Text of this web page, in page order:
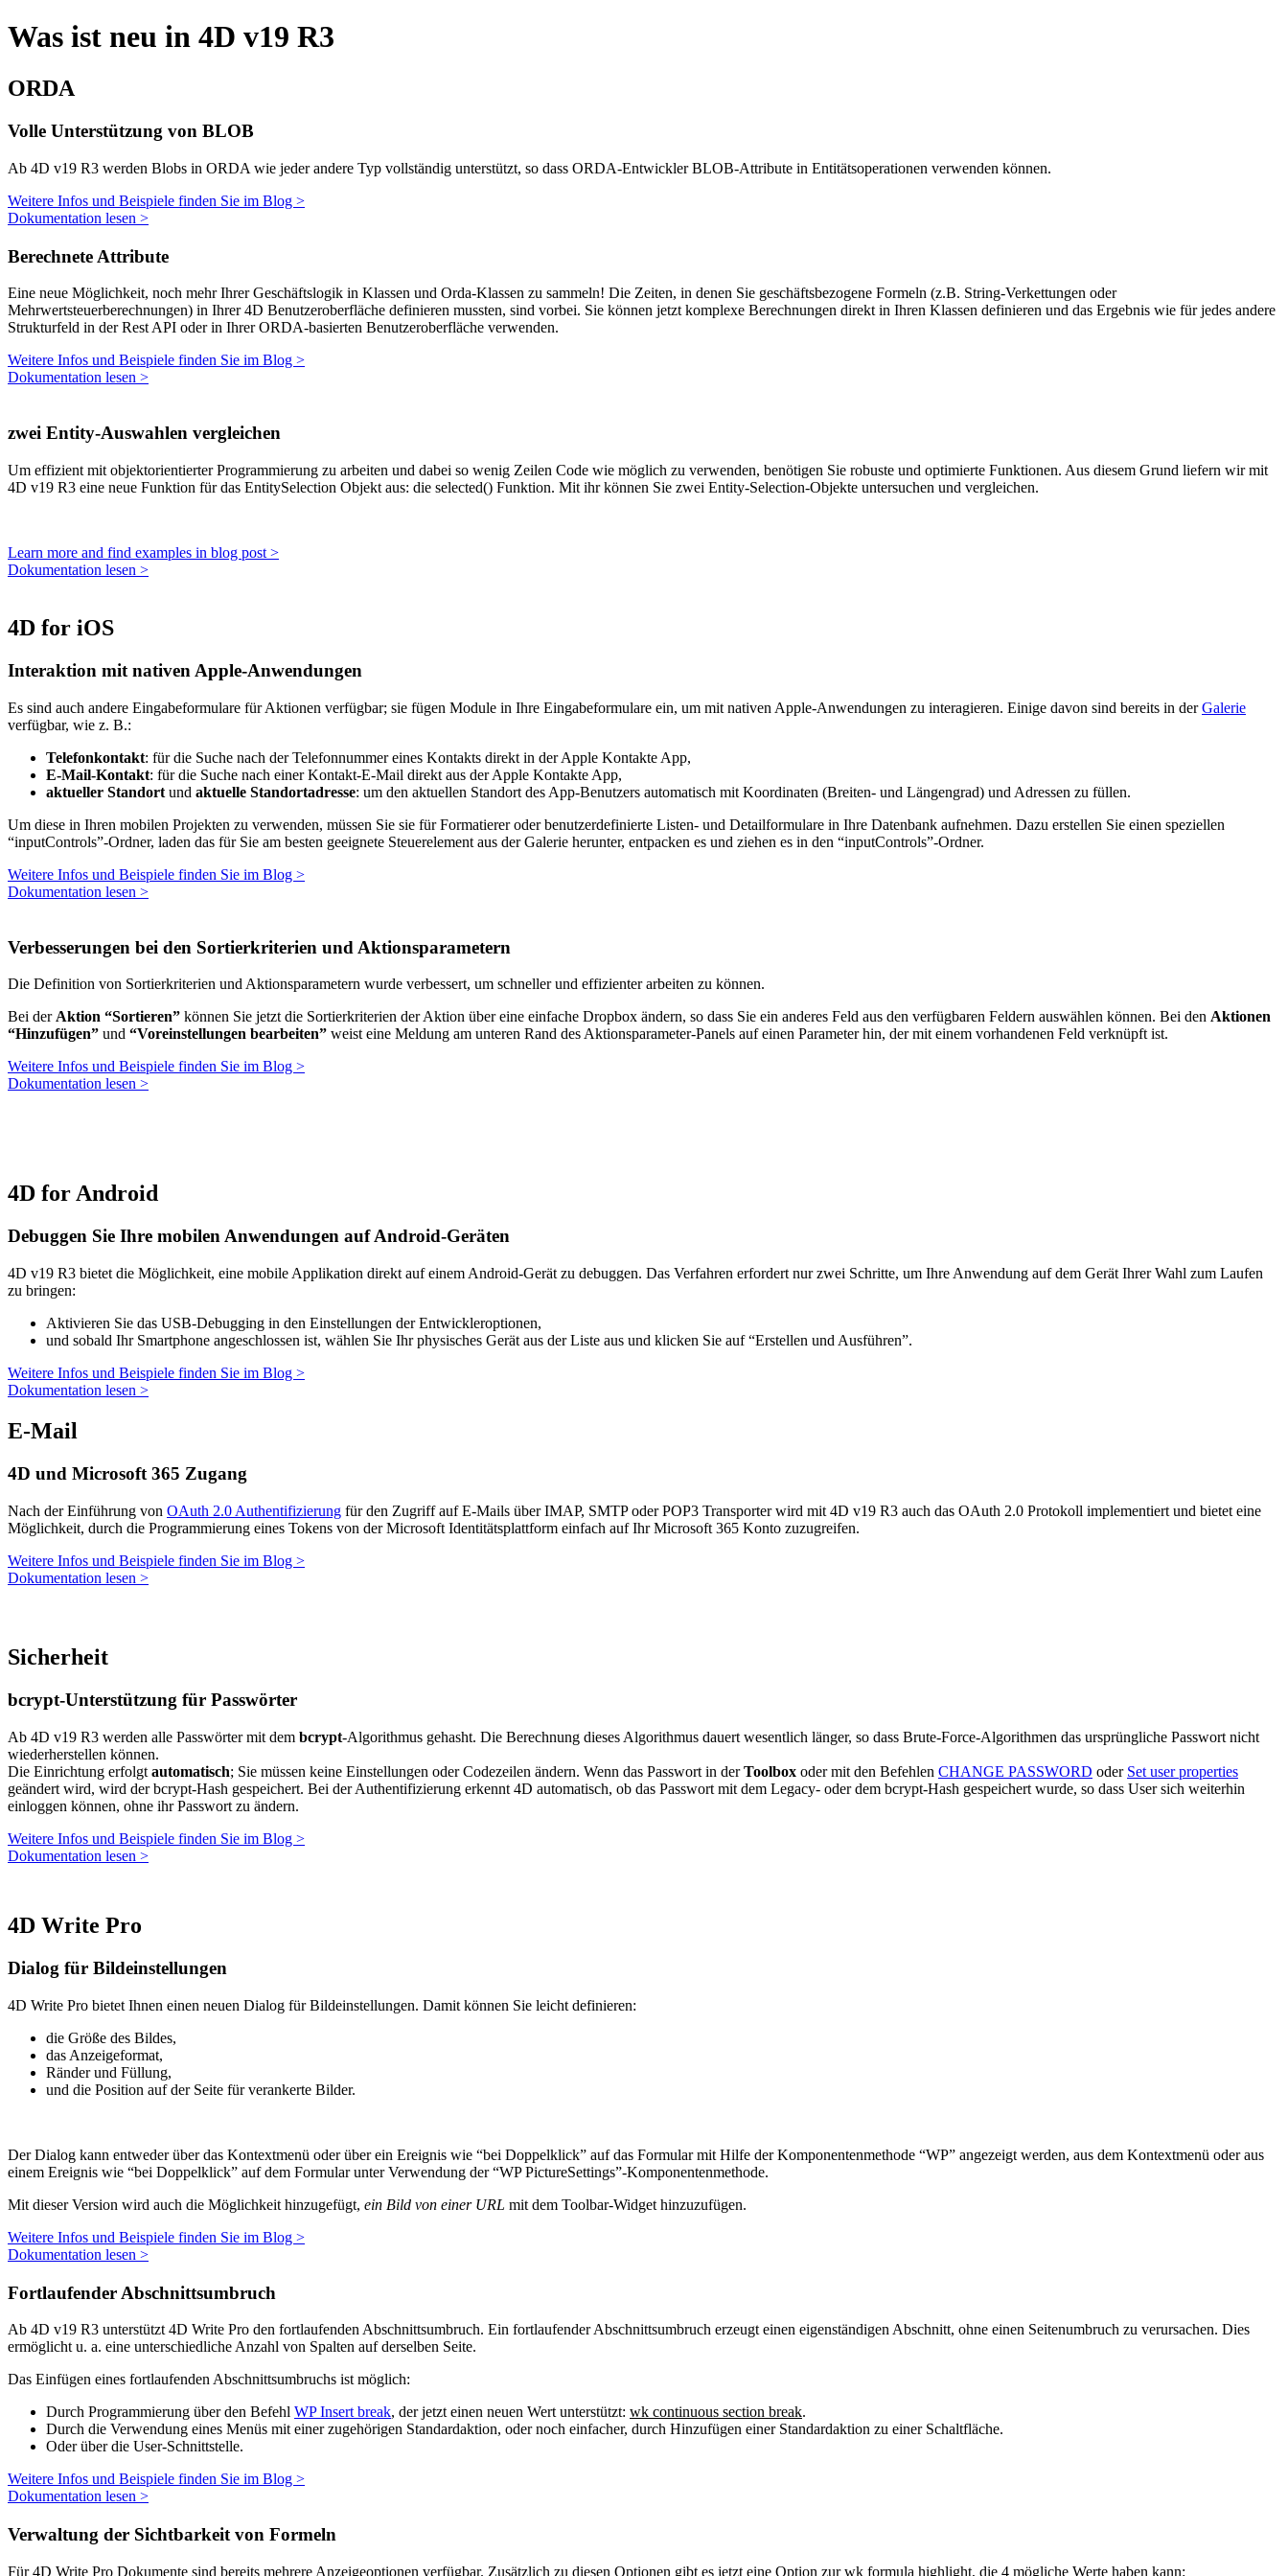
Was ist neu in 4D v19 R3
ORDA
Volle Unterstützung von BLOB
Ab 4D v19 R3 werden Blobs in ORDA wie jeder andere Typ vollständig unterstützt, so dass ORDA-Entwickler BLOB-Attribute in Entitätsoperationen verwenden können.
Weitere Infos und Beispiele finden Sie im Blog >
Dokumentation lesen >
Berechnete Attribute
Eine neue Möglichkeit, noch mehr Ihrer Geschäftslogik in Klassen und Orda-Klassen zu sammeln! Die Zeiten, in denen Sie geschäftsbezogene Formeln (z.B. String-Verkettungen oder
Mehrwertsteuerberechnungen) in Ihrer 4D Benutzeroberfläche definieren mussten, sind vorbei. Sie können jetzt komplexe Berechnungen direkt in Ihren Klassen definieren und das Ergebnis wie für jedes andere
Strukturfeld in der Rest API oder in Ihrer ORDA-basierten Benutzeroberfläche verwenden.
Weitere Infos und Beispiele finden Sie im Blog >
Dokumentation lesen >
zwei Entity-Auswahlen vergleichen
Um effizient mit objektorientierter Programmierung zu arbeiten und dabei so wenig Zeilen Code wie möglich zu verwenden, benötigen Sie robuste und optimierte Funktionen. Aus diesem Grund liefern wir mit
4D v19 R3 eine neue Funktion für das EntitySelection Objekt aus: die selected() Funktion. Mit ihr können Sie zwei Entity-Selection-Objekte untersuchen und vergleichen.
Learn more and find examples in blog post >
Dokumentation lesen >
4D for iOS
Interaktion mit nativen Apple-Anwendungen
Es sind auch andere Eingabeformulare für Aktionen verfügbar; sie fügen Module in Ihre Eingabeformulare ein, um mit nativen Apple-Anwendungen zu interagieren. Einige davon sind bereits in derGalerie
verfügbar, wie z. B.:
Telefonkontakt: für die Suche nach der Telefonnummer eines Kontakts direkt in der Apple Kontakte App,
E-Mail-Kontakt: für die Suche nach einer Kontakt-E-Mail direkt aus der Apple Kontakte App,
aktueller Standort und aktuelle Standortadresse: um den aktuellen Standort des App-Benutzers automatisch mit Koordinaten (Breiten- und Längengrad) und Adressen zu füllen.
Um diese in Ihren mobilen Projekten zu verwenden, müssen Sie sie für Formatierer oder benutzerdefinierte Listen- und Detailformulare in Ihre Datenbank aufnehmen. Dazu erstellen Sie einen speziellen
“inputControls”-Ordner, laden das für Sie am besten geeignete Steuerelement aus der Galerie herunter, entpacken es und ziehen es in den “inputControls”-Ordner.
Weitere Infos und Beispiele finden Sie im Blog >
Dokumentation lesen >
Verbesserungen bei den Sortierkriterien und Aktionsparametern
Die Definition von Sortierkriterien und Aktionsparametern wurde verbessert, um schneller und effizienter arbeiten zu können.
Bei der Aktion “Sortieren” können Sie jetzt die Sortierkriterien der Aktion über eine einfache Dropbox ändern, so dass Sie ein anderes Feld aus den verfügbaren Feldern auswählen können. Bei den Aktionen
“Hinzufügen” und “Voreinstellungen bearbeiten” weist eine Meldung am unteren Rand des Aktionsparameter-Panels auf einen Parameter hin, der mit einem vorhandenen Feld verknüpft ist.
Weitere Infos und Beispiele finden Sie im Blog >
Dokumentation lesen >
4D for Android
Debuggen Sie Ihre mobilen Anwendungen auf Android-Geräten
4D v19 R3 bietet die Möglichkeit, eine mobile Applikation direkt auf einem Android-Gerät zu debuggen. Das Verfahren erfordert nur zwei Schritte, um Ihre Anwendung auf dem Gerät Ihrer Wahl zum Laufen
zu bringen:
Aktivieren Sie das USB-Debugging in den Einstellungen der Entwickleroptionen,
und sobald Ihr Smartphone angeschlossen ist, wählen Sie Ihr physisches Gerät aus der Liste aus und klicken Sie auf “Erstellen und Ausführen”.
Weitere Infos und Beispiele finden Sie im Blog >
Dokumentation lesen >
E-Mail
4D und Microsoft 365 Zugang
Nach der Einführung von OAuth 2.0 Authentifizierung für den Zugriff auf E-Mails über IMAP, SMTP oder POP3 Transporter wird mit 4D v19 R3 auch das OAuth 2.0 Protokoll implementiert und bietet eine
Möglichkeit, durch die Programmierung eines Tokens von der Microsoft Identitätsplattform einfach auf Ihr Microsoft 365 Konto zuzugreifen.
Weitere Infos und Beispiele finden Sie im Blog >
Dokumentation lesen >
Sicherheit
bcrypt-Unterstützung für Passwörter
Ab 4D v19 R3 werden alle Passwörter mit dem bcrypt-Algorithmus gehasht. Die Berechnung dieses Algorithmus dauert wesentlich länger, so dass Brute-Force-Algorithmen das ursprüngliche Passwort nicht
wiederherstellen können.
Die Einrichtung erfolgt automatisch; Sie müssen keine Einstellungen oder Codezeilen ändern. Wenn das Passwort in derToolbox oder mit den Befehlen CHANGE PASSWORD oder Set user properties
geändert wird, wird der bcrypt-Hash gespeichert. Bei der Authentifizierung erkennt 4D automatisch, ob das Passwort mit dem Legacy- oder dem bcrypt-Hash gespeichert wurde, so dass User sich weiterhin
einloggen können, ohne ihr Passwort zu ändern.
Weitere Infos und Beispiele finden Sie im Blog >
Dokumentation lesen >
4D Write Pro
Dialog für Bildeinstellungen
4D Write Pro bietet Ihnen einen neuen Dialog für Bildeinstellungen. Damit können Sie leicht definieren:
die Größe des Bildes,
das Anzeigeformat,
Ränder und Füllung,
und die Position auf der Seite für verankerte Bilder.
Der Dialog kann entweder über das Kontextmenü oder über ein Ereignis wie “bei Doppelklick” auf das Formular mit Hilfe der Komponentenmethode “WP” angezeigt werden, aus dem Kontextmenü oder aus
einem Ereignis wie “bei Doppelklick” auf dem Formular unter Verwendung der “WP PictureSettings”-Komponentenmethode.
Mit dieser Version wird auch die Möglichkeit hinzugefügt, ein Bild von einer URL mit dem Toolbar-Widget hinzuzufügen.
Weitere Infos und Beispiele finden Sie im Blog >
Dokumentation lesen >
Fortlaufender Abschnittsumbruch
Ab 4D v19 R3 unterstützt 4D Write Pro den fortlaufenden Abschnittsumbruch. Ein fortlaufender Abschnittsumbruch erzeugt einen eigenständigen Abschnitt, ohne einen Seitenumbruch zu verursachen. Dies
ermöglicht u. a. eine unterschiedliche Anzahl von Spalten auf derselben Seite.
Das Einfügen eines fortlaufenden Abschnittsumbruchs ist möglich:
Durch Programmierung über den Befehl WP Insert break, der jetzt einen neuen Wert unterstützt: wk continuous section break.
Durch die Verwendung eines Menüs mit einer zugehörigen Standardaktion, oder noch einfacher, durch Hinzufügen einer Standardaktion zu einer Schaltfläche.
Oder über die User-Schnittstelle.
Weitere Infos und Beispiele finden Sie im Blog >
Dokumentation lesen >
Verwaltung der Sichtbarkeit von Formeln
Für 4D Write Pro Dokumente sind bereits mehrere Anzeigeoptionen verfügbar. Zusätzlich zu diesen Optionen gibt es jetzt eine Option zurwk formula highlight, die 4 mögliche Werte haben kann: